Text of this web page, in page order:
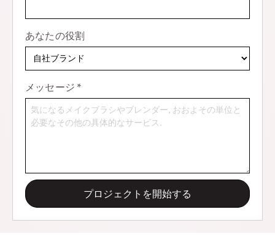
あなたの役割
メッセージ *
プロジェクトを開始する